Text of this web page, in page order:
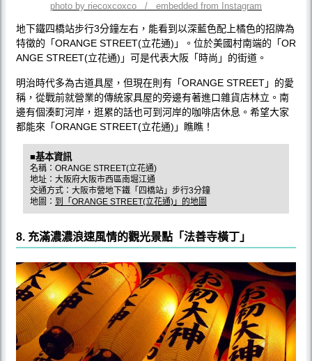
photo by riecoxcoxco / embedded from Instagram
地下鐵四橋站步行3分鐘左右，能看到以深藍色配上橘色的招牌為
特徵的「ORANGE STREET(立花通)」。位於美國村南端的「OR
ANGE STREET(立花通)」可是代表大阪「時尚」的街道。
明治時代多為古道具屋，但現在則有「ORANGE STREET」的愛
稱，從戰前就營業的傳統家具屋的旁邊有著進口雜貨店林立。南
邊有個湊町河岸，逛累的話也可到河岸的咖啡店休息。希望大家
都能來「ORANGE STREET(立花通)」瞧瞧！
■基本資訊
名稱：ORANGE STREET(立花通)
地址：大阪府大阪市西區南堀江通
交通方式：大阪市營地下鐵「四橋站」步行3分鐘
地圖： 到「ORANGE STREET(立花通)」的地圖
8. 充滿濃濃浪速風情的觀光景點「法善寺橫丁」